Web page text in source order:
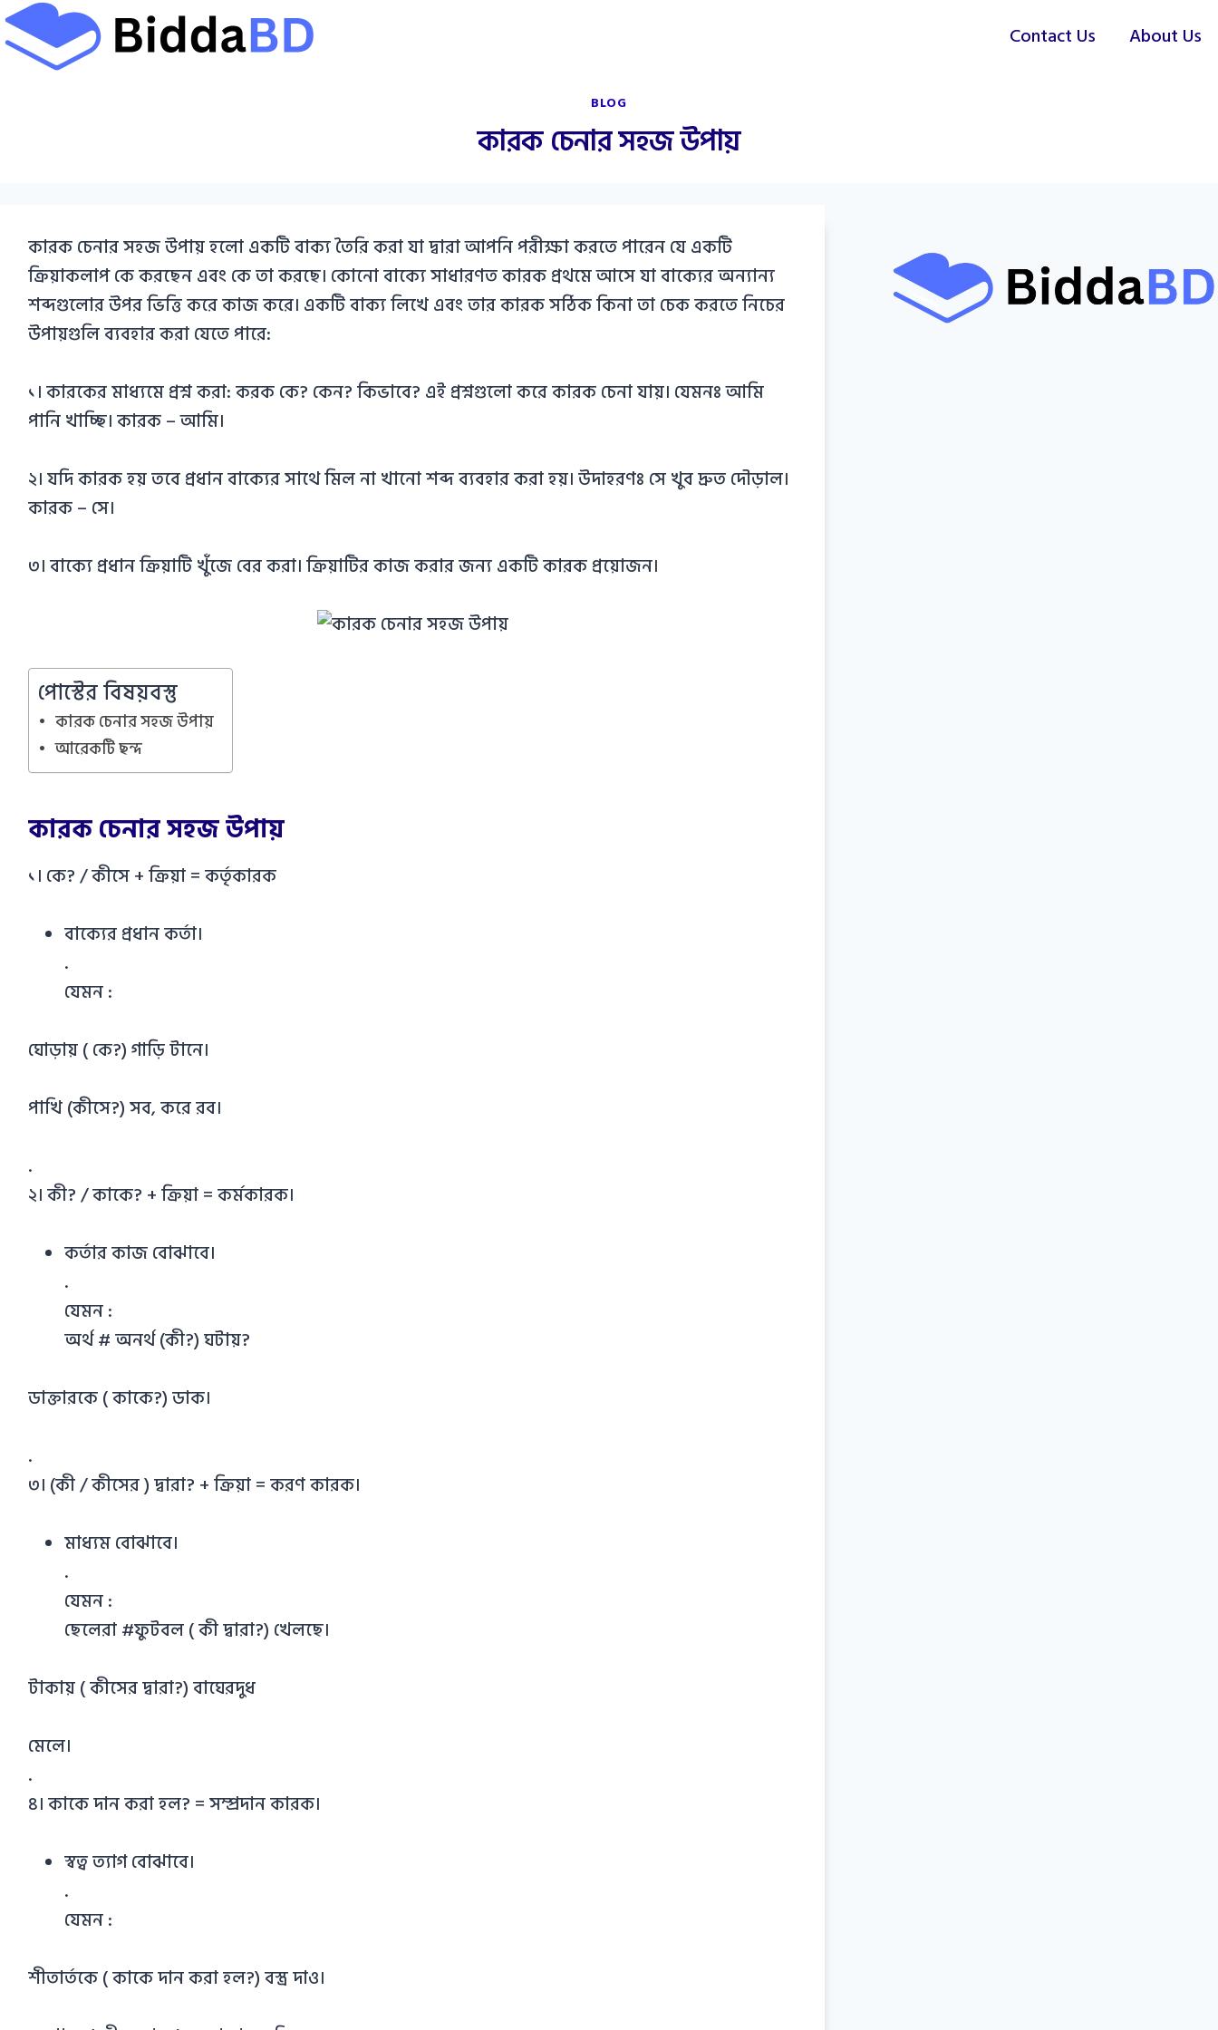
Skip
to
content
Contact Us About Us
BLOG
কারক চেনার সহজ উপায়
কারক চেনার সহজ উপায় হলো একটি বাক্য তৈরি করা যা দ্বারা আপনি পরীক্ষা করতে পারেন যে একটি
ক্রিয়াকলাপ কে করছেন এবং কে তা করছে। কোনো বাক্যে সাধারণত কারক প্রথমে আসে যা বাক্যের অন্যান্য
শব্দগুলোর উপর ভিত্তি করে কাজ করে। একটি বাক্য লিখে এবং তার কারক সঠিক কিনা তা চেক করতে নিচের
উপায়গুলি ব্যবহার করা যেতে পারে:
১। কারকের মাধ্যমে প্রশ্ন করা: করক কে? কেন? কিভাবে? এই প্রশ্নগুলো করে কারক চেনা যায়। যেমনঃ আমি
পানি খাচ্ছি। কারক – আমি।
২। যদি কারক হয় তবে প্রধান বাক্যের সাথে মিল না খানো শব্দ ব্যবহার করা হয়। উদাহরণঃ সে খুব দ্রুত দৌড়াল।
কারক – সে।
৩। বাক্যে প্রধান ক্রিয়াটি খুঁজে বের করা। ক্রিয়াটির কাজ করার জন্য একটি কারক প্রয়োজন।
পোস্টের বিষয়বস্তু
কারক চেনার সহজ উপায়
আরেকটি ছন্দ
কারক চেনার সহজ উপায়
১। কে? / কীসে + ক্রিয়া = কর্তৃকারক
বাক্যের প্রধান কর্তা।
.
যেমন :
ঘোড়ায় ( কে?) গাড়ি টানে।
পাখি (কীসে?) সব, করে রব।
.
২। কী? / কাকে? + ক্রিয়া = কর্মকারক।
কর্তার কাজ বোঝাবে।
.
যেমন :
অর্থ # অনর্থ (কী?) ঘটায়?
ডাক্তারকে ( কাকে?) ডাক।
.
৩। (কী / কীসের ) দ্বারা? + ক্রিয়া = করণ কারক।
মাধ্যম বোঝাবে।
.
যেমন :
ছেলেরা #ফুটবল ( কী দ্বারা?) খেলছে।
টাকায় ( কীসের দ্বারা?) বাঘেরদুধ
মেলে।
.
৪। কাকে দান করা হল? = সম্প্রদান কারক।
স্বত্ব ত্যাগ বোঝাবে।
.
যেমন :
শীতার্তকে ( কাকে দান করা হল?) বস্ত্র দাও।